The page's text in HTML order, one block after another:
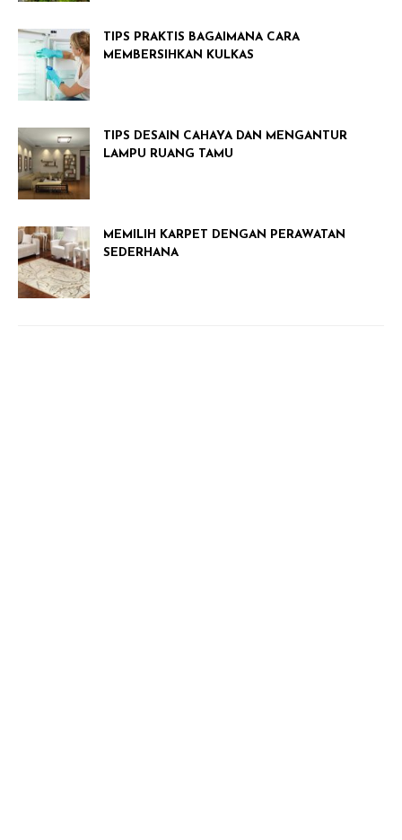
TIPS PRAKTIS BAGAIMANA CARA
MEMBERSIHKAN KULKAS
TIPS DESAIN CAHAYA DAN MENGANTUR
LAMPU RUANG TAMU
MEMILIH KARPET DENGAN PERAWATAN
SEDERHANA